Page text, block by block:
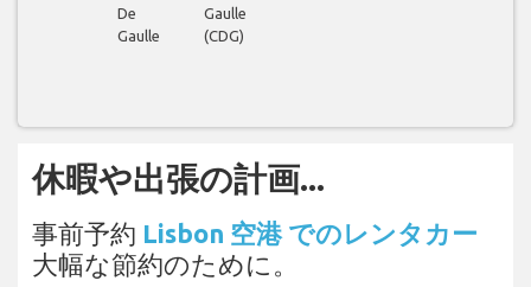
De
Gaulle
Gaulle
(CDG)
休暇や出張の計画...
事前予約 Lisbon 空港 でのレンタカー
大幅な節約のために。